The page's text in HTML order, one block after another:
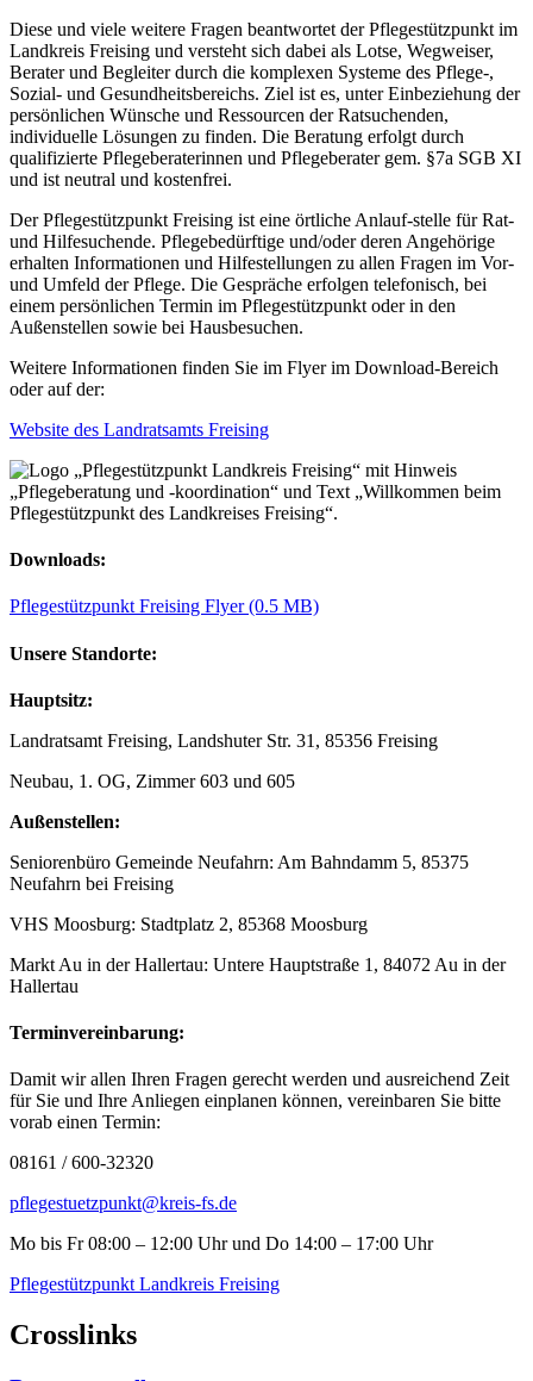
Diese und viele weitere Fragen beantwortet der Pflegestützpunkt im
Landkreis Freising und versteht sich dabei als Lotse, Wegweiser,
Berater und Begleiter durch die komplexen Systeme des Pflege-,
Sozial- und Gesundheitsbereichs. Ziel ist es, unter Einbeziehung der
persönlichen Wünsche und Ressourcen der Ratsuchenden,
individuelle Lösungen zu finden. Die Beratung erfolgt durch
qualifizierte Pflegeberaterinnen und Pflegeberater gem. §7a SGB XI
und ist neutral und kostenfrei.
Der Pflegestützpunkt Freising ist eine örtliche Anlauf-stelle für Rat-
und Hilfesuchende. Pflegebedürftige und/oder deren Angehörige
erhalten Informationen und Hilfestellungen zu allen Fragen im Vor-
und Umfeld der Pflege. Die Gespräche erfolgen telefonisch, bei
einem persönlichen Termin im Pflegestützpunkt oder in den
Außenstellen sowie bei Hausbesuchen.
Weitere Informationen finden Sie im Flyer im Download-Bereich
oder auf der:
Website des Landratsamts Freising
Downloads:
Pflegestützpunkt Freising Flyer (0.5 MB)
Unsere Standorte:
Hauptsitz:
Landratsamt Freising, Landshuter Str. 31, 85356 Freising
Neubau, 1. OG, Zimmer 603 und 605
Außenstellen:
Seniorenbüro Gemeinde Neufahrn: Am Bahndamm 5, 85375
Neufahrn bei Freising
VHS Moosburg: Stadtplatz 2, 85368 Moosburg
Markt Au in der Hallertau: Untere Hauptstraße 1, 84072 Au in der
Hallertau
Terminvereinbarung:
Damit wir allen Ihren Fragen gerecht werden und ausreichend Zeit
für Sie und Ihre Anliegen einplanen können, vereinbaren Sie bitte
vorab einen Termin:
08161 / 600-32320
pflegestuetzpunkt@kreis-fs.de
Mo bis Fr 08:00 – 12:00 Uhr und Do 14:00 – 17:00 Uhr
Pflegestützpunkt Landkreis Freising
Crosslinks